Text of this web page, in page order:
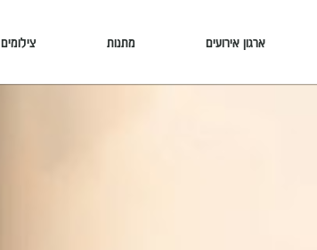
ארגון אירועים מתנות צילומים